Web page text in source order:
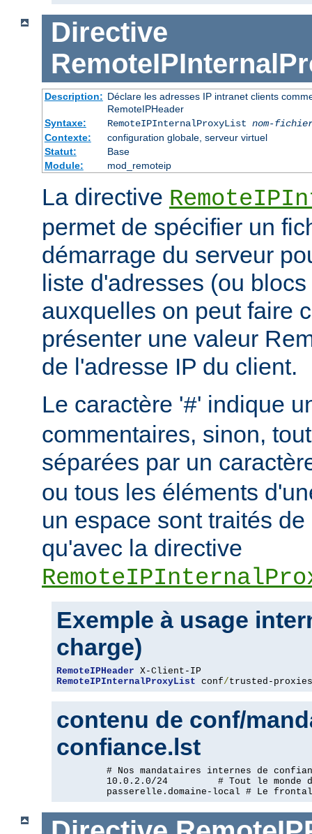
Directive
Description: Déclare les adresses IP intranet clients
RemoteIPHeader
Syntaxe:
RemoteIPInternalProxyList nom-
Contexte:
configuration globale, serveur virtuel
Statut:
Base
Module:
mod_remoteip
La directive
permet de spécifier un
démarrage du serveur
liste d'adresses (ou
auxquelles on peut faire
présenter une valeur
de l'adresse IP du client.
Le caractère '#' indique
commentaires, sinon,
séparées par un
ou tous les éléments
un espace sont traités
qu'avec la directive
Exemple à usage
charge)
RemoteIPHeader
RemoteIPInternalProxyList conf/trusted-proxies
contenu de conf/
confiance.lst
# Nos mandataires internes de
10.0.2.0/24         # Tout le monde
passerelle.domaine-local # Le